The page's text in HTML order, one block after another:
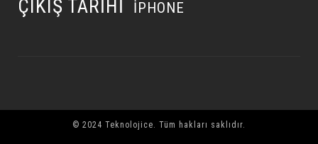
ÇIKIŞ TARIHI İPHONE
© 2024 Teknolojice. Tüm hakları saklıdır.